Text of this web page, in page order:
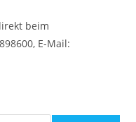
beim
E-Mail: